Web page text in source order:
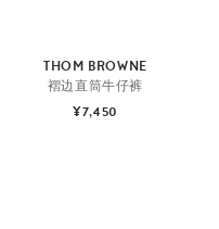
THOM BROWNE
褶边直筒牛仔裤
¥7,450